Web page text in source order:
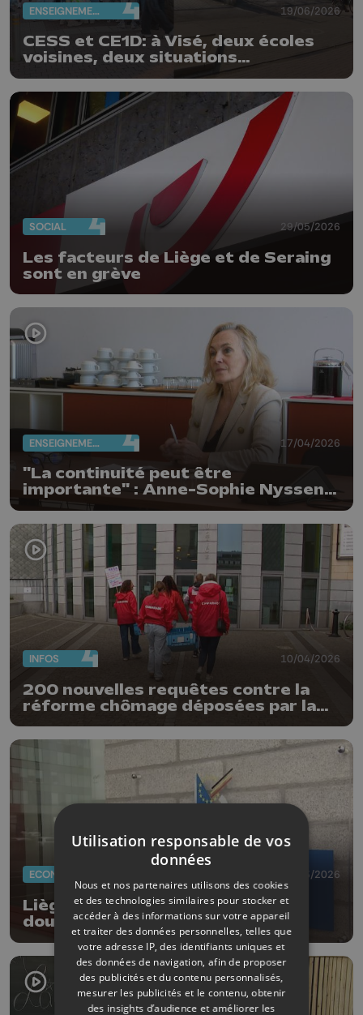
ENSEIGNEMENT 19/06/2026
CESS et CE1D: à Visé, deux écoles
voisines, deux situations
SOCIAL 29/05/2026
Les facteurs de Liège et de Seraing
sont en grève
ENSEIGNEMENT 17/04/2026
"La continuité peut être
importante" : Anne-Sophie Nyssen
INFOS 10/04/2026
200 nouvelles requêtes contre la
réforme chômage déposées par la
FGTB
ECONOMIE 25/03/2026
Liège n'accueillera pas l'autorité
douanière européenne
Utilisation responsable de vos
données
Nous et nos partenaires utilisons des cookies
et des technologies similaires pour stocker et
accéder à des informations sur votre appareil
et traiter des données personnelles, telles que
votre adresse IP, des identifiants uniques et
des données de navigation, afin de proposer
des publicités et du contenu personnalisés,
mesurer les publicités et le contenu, obtenir
des insights d’audience et améliorer les